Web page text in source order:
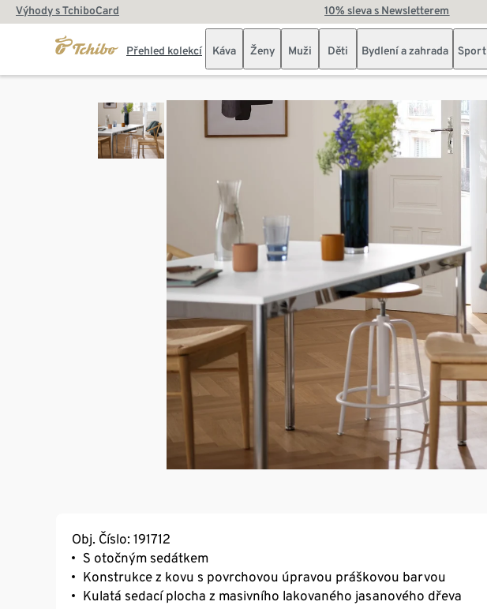
Výhody s TchiboCard 10% sleva s Newsletterem
Přehled kolekcí Káva Ženy Muži Děti Bydlení a zahrada Sport
Obj. Číslo: 191712
S otočným sedátkem
Konstrukce z kovu s povrchovou úpravou práškovou barvou
Kulatá sedací plocha z masivního lakovaného jasanového dřeva